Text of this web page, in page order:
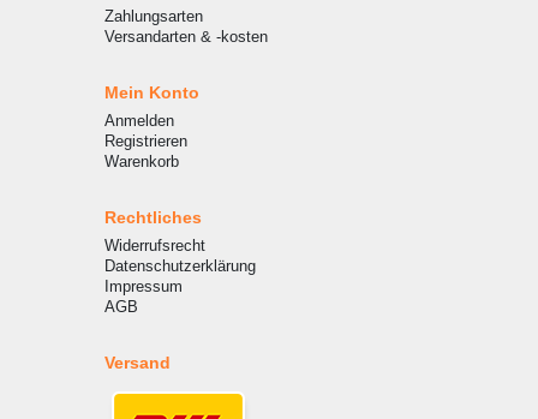
Zahlungsarten
Versandarten & -kosten
Mein Konto
Anmelden
Registrieren
Warenkorb
Rechtliches
Widerrufsrecht
Datenschutzerklärung
Impressum
AGB
Versand